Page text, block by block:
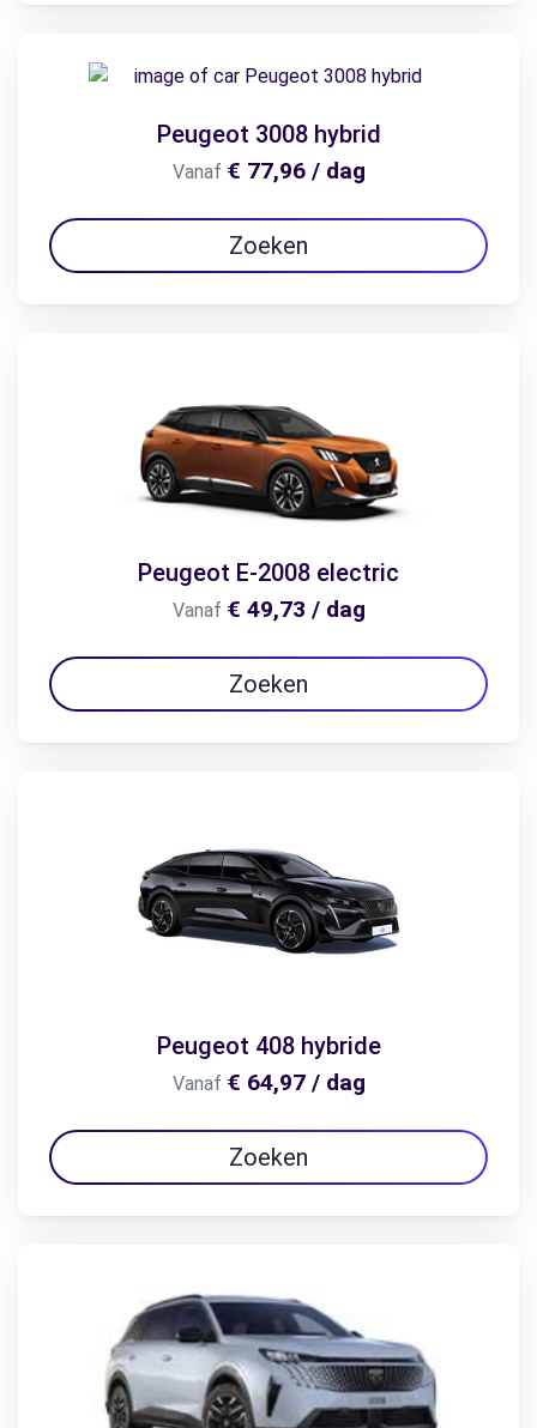
Peugeot 3008 hybrid
Vanaf € 77,96 / dag
Zoeken
Peugeot E-2008 electric
Vanaf € 49,73 / dag
Zoeken
Peugeot 408 hybride
Vanaf € 64,97 / dag
Zoeken